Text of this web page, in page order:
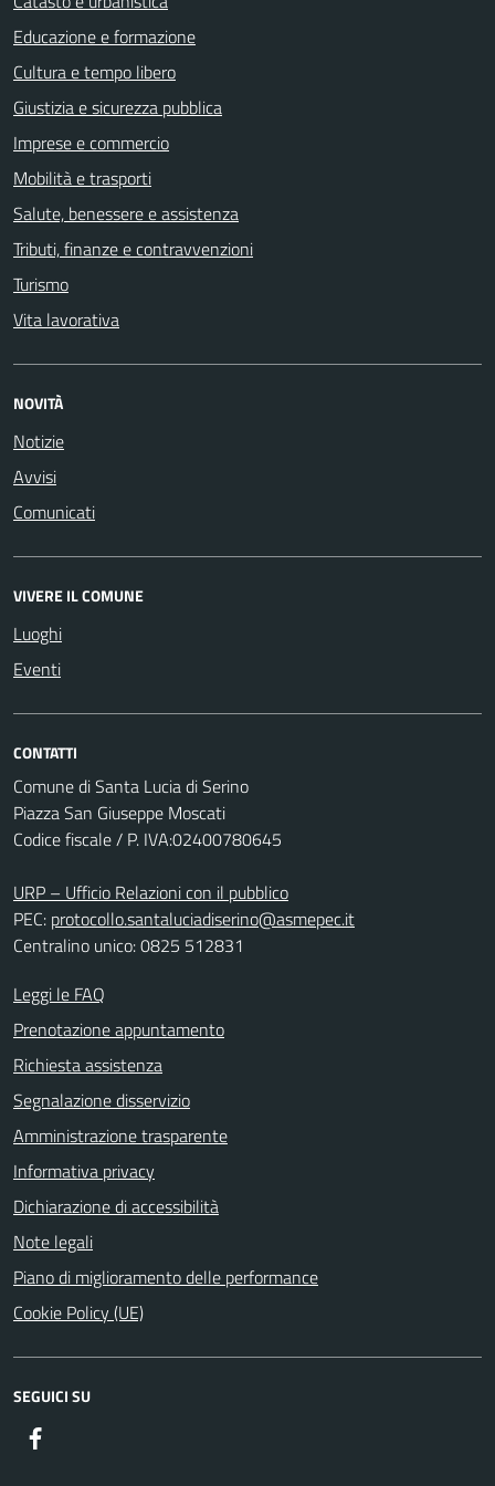
Educazione e formazione
Cultura e tempo libero
Giustizia e sicurezza pubblica
Imprese e commercio
Mobilità e trasporti
Salute, benessere e assistenza
Tributi, finanze e contravvenzioni
Turismo
Vita lavorativa
NOVITÀ
Notizie
Avvisi
Comunicati
VIVERE IL COMUNE
Luoghi
Eventi
CONTATTI
Comune di Santa Lucia di Serino
Piazza San Giuseppe Moscati
Codice fiscale / P. IVA:02400780645
URP – Ufficio Relazioni con il pubblico
PEC: protocollo.santaluciadiserino@asmepec.it
Centralino unico: 0825 512831
Leggi le FAQ
Prenotazione appuntamento
Richiesta assistenza
Segnalazione disservizio
Amministrazione trasparente
Informativa privacy
Dichiarazione di accessibilità
Note legali
Piano di miglioramento delle performance
Cookie Policy (UE)
SEGUICI SU